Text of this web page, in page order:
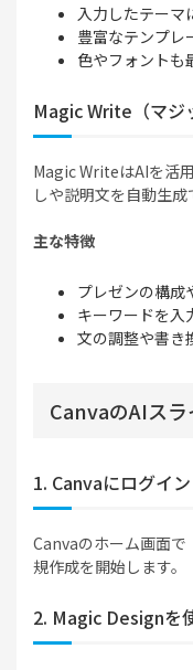
入力したテーマ
豊富なテンプレ
色やフォントも
Magic Write（マジ
Magic WriteはAIを活
しや説明文を自動生成
主な特徴
プレゼンの構成
キーワードを入
文の調整や書き
CanvaのAIス
1. Canvaにログイ
Canvaのホーム画面で
規作成を開始します。
2. Magic Designを